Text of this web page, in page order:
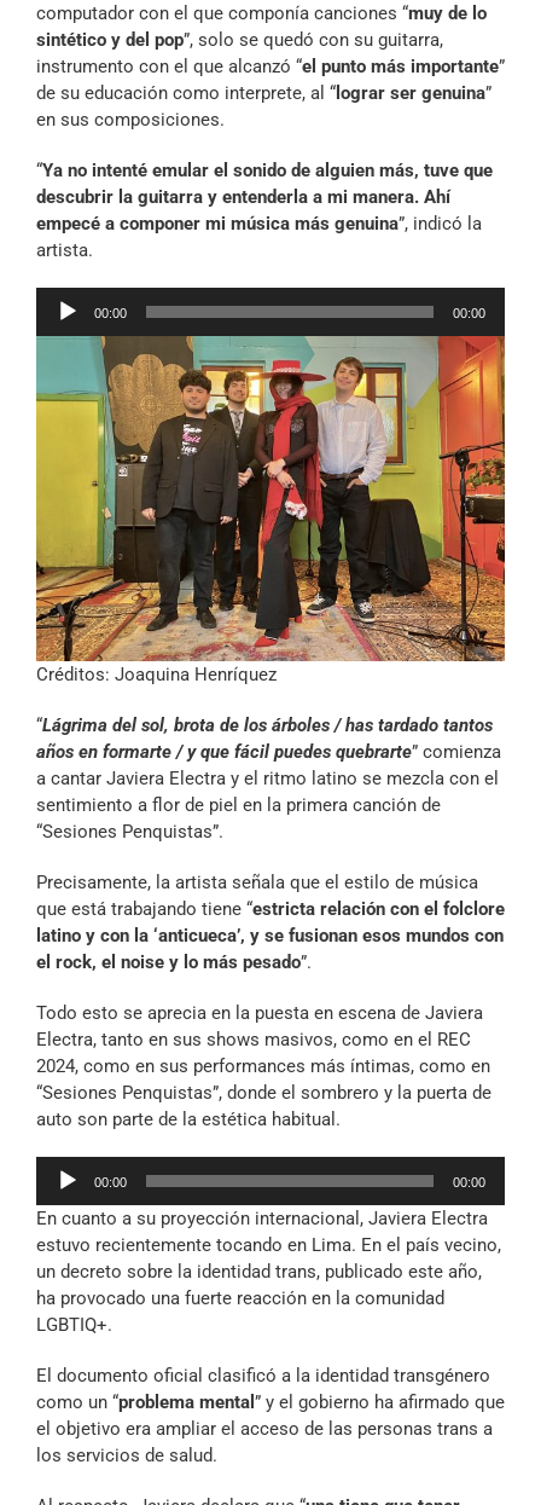
computador con el que componía canciones “muy de lo
sintético y del pop”, solo se quedó con su guitarra,
instrumento con el que alcanzó “el punto más importante”
de su educación como interprete, al “ lograr ser genuina”
en sus composiciones.
“Ya no intenté emular el sonido de alguien más, tuve que
descubrir la guitarra y entenderla a mi manera. Ahí
empecé a componer mi música más genuina”, indicó la
artista.
Reproductor
00:00 00:00
Créditos: Joaquina Henríquez
“Lágrima del sol, brota de los árboles / has tardado tantos
años en formarte / y que fácil puedes quebrarte” comienza
a cantar Javiera Electra y el ritmo latino se mezcla con el
sentimiento a flor de piel en la primera canción de
“Sesiones Penquistas”.
Precisamente, la artista señala que el estilo de música
que está trabajando tiene “estricta relación con el folclore
latino y con la ‘anticueca’, y se fusionan esos mundos con
el rock, el noise y lo más pesado”.
Todo esto se aprecia en la puesta en escena de Javiera
Electra, tanto en sus shows masivos, como en el REC
2024, como en sus performances más íntimas, como en
“Sesiones Penquistas”, donde el sombrero y la puerta de
auto son parte de la estética habitual.
Reproductor
audio
00:00 00:00
En cuanto a su proyección internacional, Javiera Electra
estuvo recientemente tocando en Lima. En el país vecino,
un decreto sobre la identidad trans, publicado este año,
ha provocado una fuerte reacción en la comunidad
LGBTIQ+.
El documento oficial clasificó a la identidad transgénero
como un “problema mental ” y el gobierno ha afirmado que
el objetivo era ampliar el acceso de las personas trans a
los servicios de salud.